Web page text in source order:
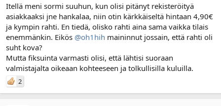
Laskussa on eräpäivä tänään ja viivästyskorko 13%. Tässähän
lähtee joulun henki nousuun.
Itellä meni sormi suuhun, kun olisi pitänyt rekisteröityä
asiakkaaksi jne hankalaa, niin otin kärkkäiseltä hintaan 4,90€
ja kympin rahti. En tiedä, olisko rahti aina sama vaikka tilais
enemmänkin. Eikös @oh1hih maininnut jossain, että rahti oli
suht kova?
Mutta fiksuinta varmasti olisi, että lähtisi suoraan
valmistajalta oikeaan kohteeseen ja tolkullisilla kuluilla.
2